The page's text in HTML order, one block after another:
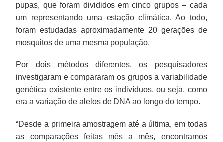
pupas, que foram divididos em cinco grupos – cada
um representando uma estação climática. Ao todo,
foram estudadas aproximadamente 20 gerações de
mosquitos de uma mesma população.
Por dois métodos diferentes, os pesquisadores
investigaram e compararam os grupos a variabilidade
genética existente entre os indivíduos, ou seja, como
era a variação de alelos de DNA ao longo do tempo.
“Desde a primeira amostragem até a última, em todas
as comparações feitas mês a mês, encontramos